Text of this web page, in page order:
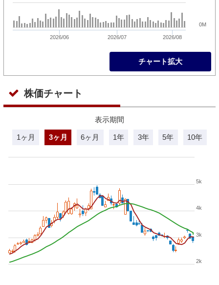
2026/06 2026/07 2026/08
0M
チャート拡大
株価チャート
表示期間
1ヶ月 3ヶ月 6ヶ月 1年 3年 5年 10年
2k
3k
4k
5k